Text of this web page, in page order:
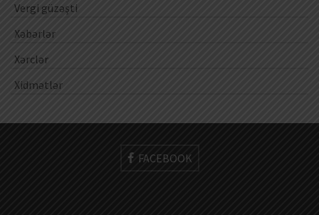
Vergi güzəşti
Xəbərlər
Xərclər
Xidmətlər
FACEBOOK